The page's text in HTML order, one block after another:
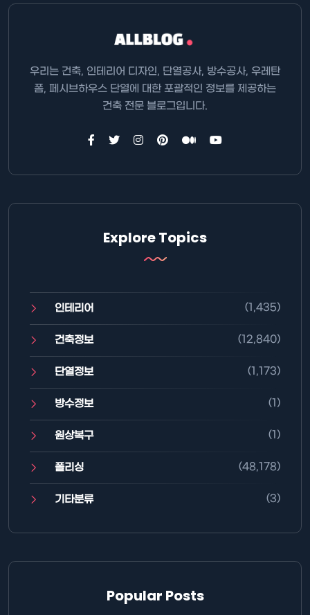
우리는 건축, 인테리어 디자인, 단열공사, 방수공사, 우레탄
폼, 페시브하우스 단열에 대한 포괄적인 정보를 제공하는
건축 전문 블로그입니다.
Explore Topics
인테리어 (1,435)
건축정보 (12,840)
단열정보 (1,173)
방수정보 (1)
원상복구 (1)
폴리싱 (48,178)
기타분류 (3)
Popular Posts